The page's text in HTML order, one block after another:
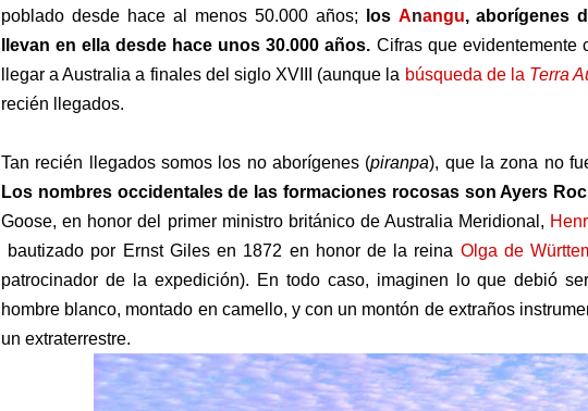
poblado desde hace al menos 50.000 años;
os Anangu, aborígenes
llevan en ella desde hace unos 30.000 años. Cifras que evidentemente
llegar a Australia a finales del siglo XVIII (aunque la búsqueda de la Terra
recién llegados.
Tan recién llegados somos los no aborígenes (piranpa), que la zona no
Los nombres occidentales de las formaciones rocosas son Ayers
Goose, en honor del primer ministro británico de Australia Meridional,
bautizado por Ernst Giles en 1872 en honor de la reina Olga de
patrocinador de la expedición). En todo caso, imaginen lo que debió
hombre blanco, montado en camello, y con un montón de extraños
un extraterrestre.